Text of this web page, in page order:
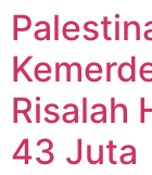
Risalah
43 Juta